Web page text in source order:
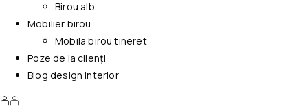
Birou alb
Mobilier birou
Mobila birou tineret
Poze de la clienți
Blog design interior